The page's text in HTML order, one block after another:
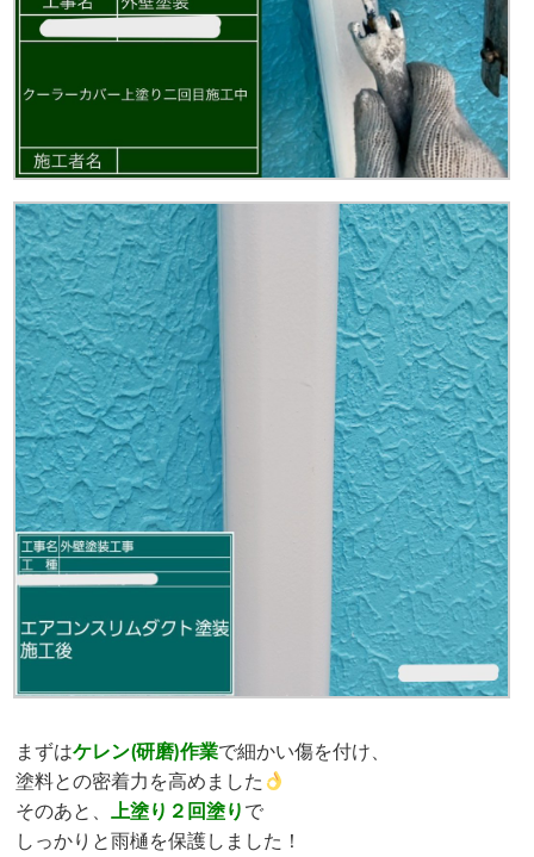
まずはケレン(研磨)作業で細かい傷を付け、
塗料との密着力を高めました
そのあと、 上塗り２回塗りで
しっかりと雨樋を保護しました！